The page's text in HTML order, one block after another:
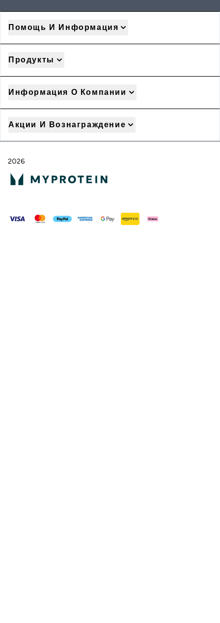
Помощь И Информация
Продукты
Информация О Компании
Акции И Вознаграждение
2026